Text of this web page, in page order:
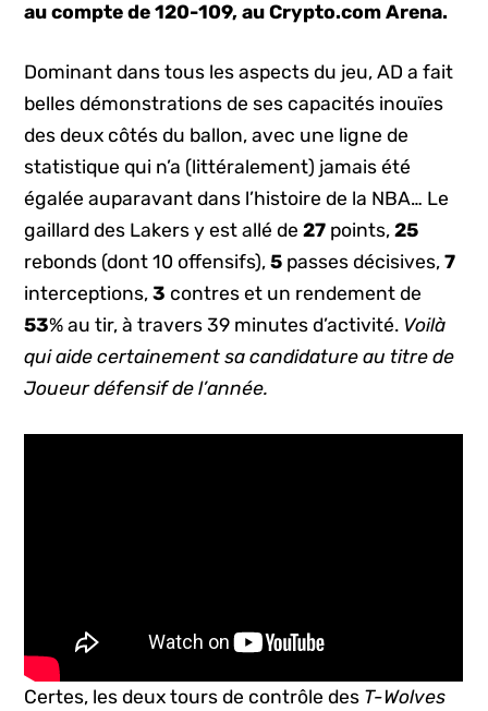
au compte de 120-109, au Crypto.com Arena.
Dominant dans tous les aspects du jeu, AD a fait
belles démonstrations de ses capacités inouïes
des deux côtés du ballon, avec une ligne de
statistique qui n’a (littéralement) jamais été
égalée auparavant dans l’histoire de la NBA… Le
gaillard des Lakers y est allé de27 points,25
rebonds (dont 10 offensifs),5 passes décisives,7
interceptions,3 contres et un rendement de
53% au tir, à travers 39 minutes d’activité. Voilà
qui aide certainement sa candidature au titre de
Joueur défensif de l’année.
Certes, les deux tours de contrôle des T-Wolves